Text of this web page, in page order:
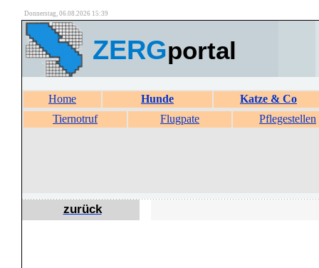
Donnerstag, 06.08.2026 15:39
ZERGportal
Home Hunde
Katze & Co
Tiernotruf
Flugpate Pflegestellen
zurück